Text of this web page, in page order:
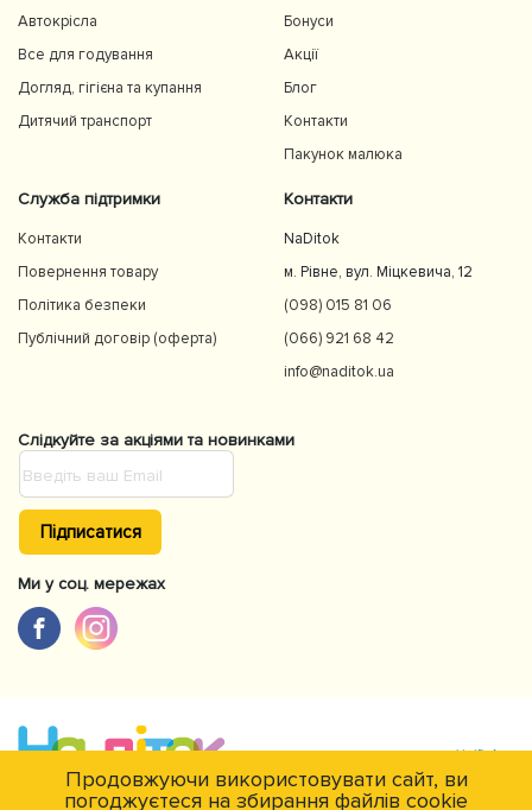
Автокрісла
Все для годування
Догляд, гігієна та купання
Дитячий транспорт
Бонуси
Акції
Блог
Контакти
Пакунок малюка
Служба підтримки
Контакти
Повернення товару
Політика безпеки
Публічний договір (оферта)
Контакти
NaDitok
м. Рівне, вул. Міцкевича, 12
(098) 015 81 06
(066) 921 68 42
info@naditok.ua
Слідкуйте за акціями та новинками
Підписатися
Ми у соц. мережах
Продовжуючи використовувати сайт, ви
погоджуєтеся на збирання файлів cookie